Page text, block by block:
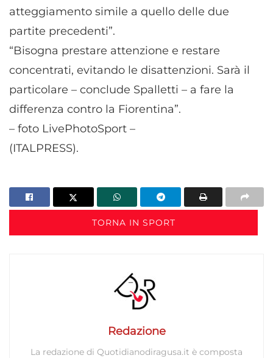
atteggiamento simile a quello delle due
partite precedenti”.
“Bisogna prestare attenzione e restare
concentrati, evitando le disattenzioni. Sarà il
particolare – conclude Spalletti – a fare la
differenza contro la Fiorentina”.
– foto LivePhotoSport –
(ITALPRESS).
TORNA IN SPORT
Redazione
La redazione di Quotidianodiragusa.it è composta